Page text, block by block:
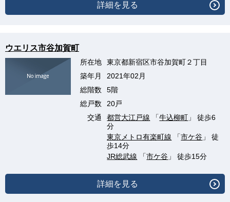
詳細を見る
ウエリス市谷加賀町
所在地
東京都新宿区市谷加賀町２丁目
築年月
2021年02月
総階数
5階
総戸数
20戸
交通
都営大江戸線 「牛込柳町 」 徒歩6
分
東京メトロ有楽町線 「市ケ谷 」 徒
歩14分
JR総武線 「市ケ谷 」 徒歩15分
詳細を見る